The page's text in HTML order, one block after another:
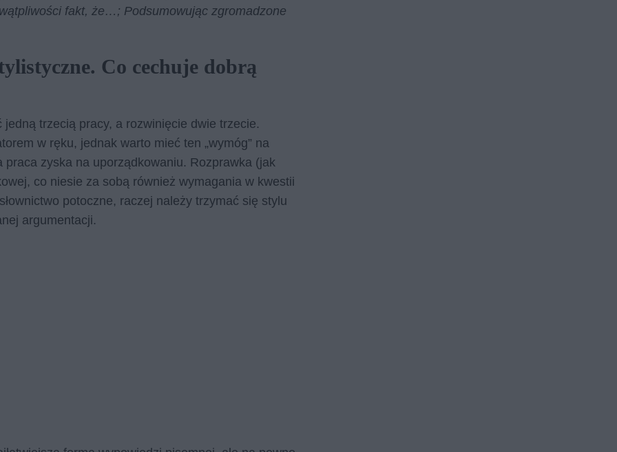
fakt, że…; Podsumowując zgromadzone
Co cechuje dobrą
trzecią pracy, a rozwinięcie dwie trzecie.
w ręku, jednak warto mieć ten „wymóg” na
zyska na uporządkowaniu. Rozprawka (jak
co niesie za sobą również wymagania w kwestii
potoczne, raczej należy trzymać się stylu
argumentacji.